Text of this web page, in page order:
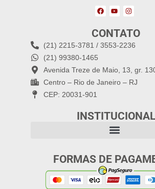
CONTATO
(21) 2215-3781 / 3553-2236
(21) 99380-1465
Avenida Treze de Maio, 13, gr.
Centro – Rio de Janeiro – RJ
CEP: 20031-901
INSTITUCIONAL
FORMAS DE